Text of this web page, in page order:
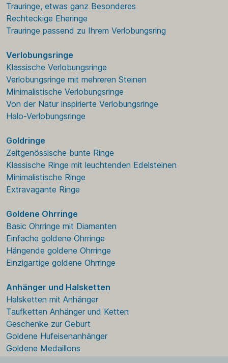
Trauringe, etwas ganz Besonderes
Rechteckige Eheringe
Trauringe passend zu Ihrem Verlobungsring
Verlobungsringe
Klassische Verlobungsringe
Verlobungsringe mit mehreren Steinen
Minimalistische Verlobungsringe
Von der Natur inspirierte Verlobungsringe
Halo-Verlobungsringe
Goldringe
Zeitgenössische bunte Ringe
Klassische Ringe mit leuchtenden Edelsteinen
Minimalistische Ringe
Extravagante Ringe
Goldene Ohrringe
Basic Ohrringe mit Diamanten
Einfache goldene Ohrringe
Hängende goldene Ohrringe
Einzigartige goldene Ohrringe
Anhänger und Halsketten
Halsketten mit Anhänger
Taufketten Anhänger und Ketten
Geschenke zur Geburt
Goldene Hufeisenanhänger
Goldene Medaillons